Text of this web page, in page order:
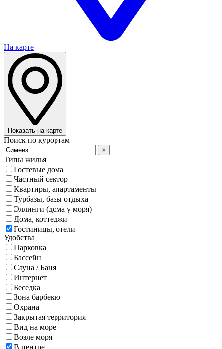
На карте
Показать на карте
Поиск по курортам
×
Типы жилья
Гостевые дома
Частный сектор
Квартиры, апартаменты
Турбазы, базы отдыха
Эллинги (дома у моря)
Дома, коттеджи
Гостиницы, отели
Удобства
Парковка
Бассейн
Сауна / Баня
Интернет
Беседка
Зона барбекю
Охрана
Закрытая территория
Вид на море
Возле моря
В центре